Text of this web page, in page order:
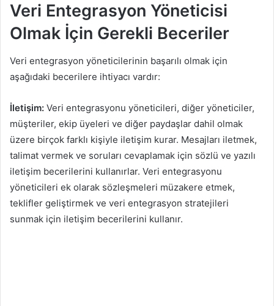
Veri Entegrasyon Yöneticisi
Olmak İçin Gerekli Beceriler
Veri entegrasyon yöneticilerinin başarılı olmak için
aşağıdaki becerilere ihtiyacı vardır:
İletişim: Veri entegrasyonu yöneticileri, diğer yöneticiler,
müşteriler, ekip üyeleri ve diğer paydaşlar dahil olmak
üzere birçok farklı kişiyle iletişim kurar. Mesajları iletmek,
talimat vermek ve soruları cevaplamak için sözlü ve yazılı
iletişim becerilerini kullanırlar. Veri entegrasyonu
yöneticileri ek olarak sözleşmeleri müzakere etmek,
teklifler geliştirmek ve veri entegrasyon stratejileri
sunmak için iletişim becerilerini kullanır.